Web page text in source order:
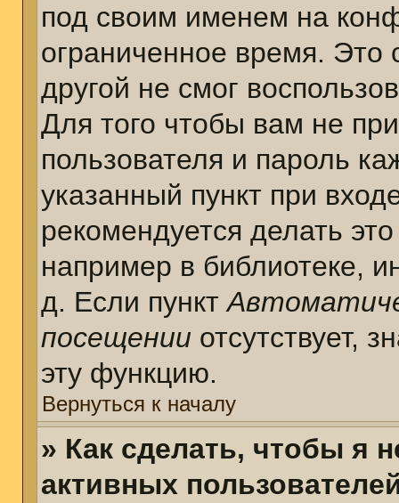
под своим именем на
ограниченное время. Это
другой не смог
Для того чтобы вам не
пользователя и пароль
указанный пункт при
рекомендуется делать
например в библиотеке,
д. Если пункт
посещении отсутствует,
эту функцию.
Вернуться к началу
» Как сделать, чтобы я
активных